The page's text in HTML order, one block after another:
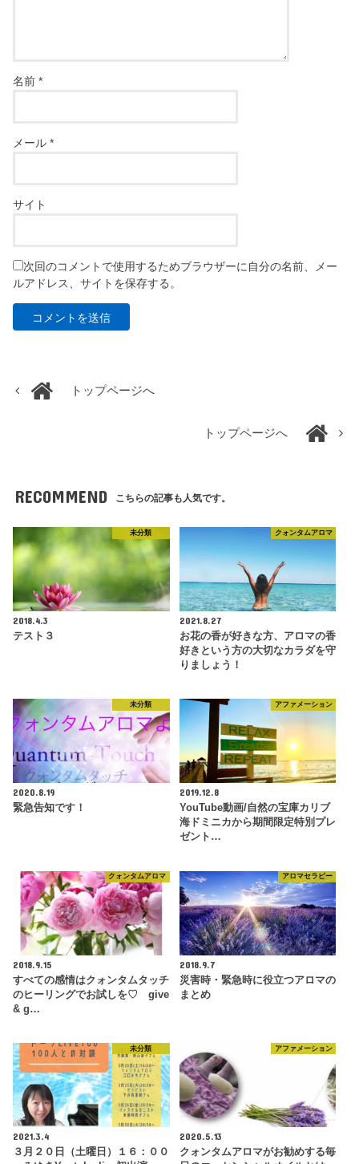
名前*
メール*
サイト
次回のコメントで使用するためブラウザーに自分の名前、メー
ルアドレス、サイトを保存する。
トップページへ
トップページへ
RECOMMEND こちらの記事も人気です。
未分類
2018.4.3
テスト３
クォンタムアロマ
2021.8.27
お花の香が好きな方、アロマの香
好きという方の大切なカラダを守
りましょう！
未分類
2020.8.19
緊急告知です！
アファメーション
2019.12.8
YouTube動画/自然の宝庫カリブ
海ドミニカから期間限定特別プレ
ゼント…
クォンタムアロマ
2018.9.15
すべての感情はクォンタムタッチ
のヒーリングでお試しを♡ give
& g…
アロマセラピー
2018.9.7
災害時・緊急時に役立つアロマの
まとめ
未分類
2021.3.4
３月２０日（土曜日）１６：００
アファメーション
2020.5.13
クォンタムアロマがお勧めする毎